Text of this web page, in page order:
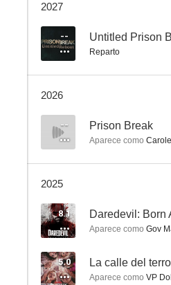
7.7
2027
-- Untitled Prison
Reparto
2026
-- Prison Break
Aparece como
2025
8.1 Daredevil: Born
Aparece como Gov
5.0 La calle del
Aparece como VP